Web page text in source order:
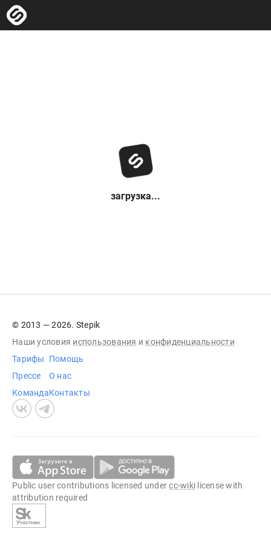
загрузка...
© 2013 — 2026. Stepik
Наши условия использования и конфиденциальности
Тарифы
Прессе
Команда
Помощь
О нас
Контакты
Public user contributions licensed undercc-wiki license with
attribution required